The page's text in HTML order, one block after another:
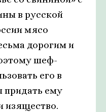
в русской
мясо
дорогим и
шеф-
его в
придать ему
изящество.